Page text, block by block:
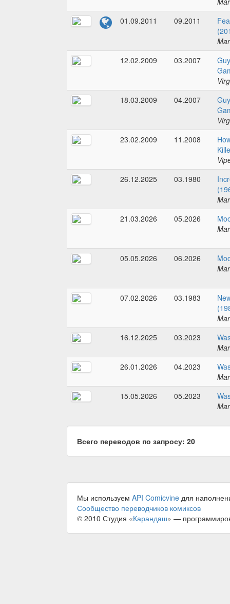
01.09.2011
09.2011
12.02.2009
03.2007
18.03.2009
04.2007
23.02.2009
11.2008
26.12.2025
03.1980
21.03.2026
05.2026
05.05.2026 06.2026
07.02.2026 03.1983
16.12.2025
03.2023
26.01.2026
04.2023
15.05.2026
05.2023
Всего переводов по запросу: 20
Мы используем API Comicvine для
Сообщество переводчиков комиксов
© 2010 Студия «Карандаш» —